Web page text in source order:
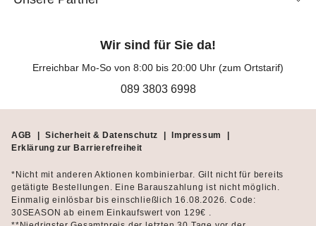
Wir sind für Sie da!
Erreichbar Mo-So von 8:00 bis 20:00 Uhr (zum Ortstarif)
089 3803 6998
AGB Sicherheit & Datenschutz Impressum
Erklärung zur Barrierefreiheit
*Nicht mit anderen Aktionen kombinierbar. Gilt nicht für bereits
getätigte Bestellungen. Eine Barauszahlung ist nicht möglich.
Einmalig einlösbar bis einschließlich 16.08.2026. Code:
30SEASON ab einem Einkaufswert von 129€ .